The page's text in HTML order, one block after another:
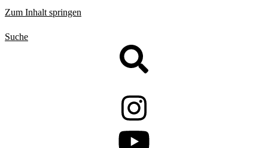
Zum Inhalt springen
Suche